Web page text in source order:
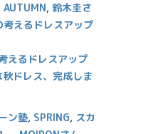
AUTUMN, 鈴木圭さ
考えるドレスアップ
えるドレスアップ
ドレス、完成しま
ン塾, SPRING, スカ